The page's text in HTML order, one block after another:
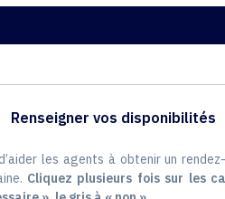
Renseigner vos disponibilités
les agents à obtenir un
Cliquez plusieurs fois sur les